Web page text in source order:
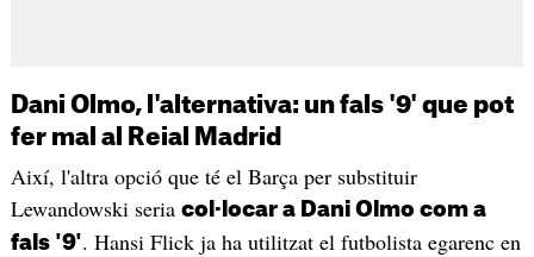
Dani Olmo, l'alternativa: un fals '9' que pot
fer mal al Reial Madrid
Així, l'altra opció que té el Barça per substituir
Lewandowski seria col·locar a Dani Olmo com a
fals '9'. Hansi Flick ja ha utilitzat el futbolista egarenc en